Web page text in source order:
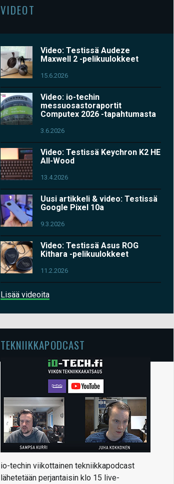
VIDEOT
Video: Testissä Audeze
Maxwell 2 -pelikuulokkeet
15.6.2026
Video: io-techin
messuosastoraportit
Computex 2026 -tapahtumasta
3.6.2026
Video: Testissä Keychron K2 HE
All-Wood
13.4.2026
Uusi artikkeli & video: Testissä
Google Pixel 10a
9.3.2026
Video: Testissä Asus ROG
Kithara -pelikuulokkeet
11.2.2026
Lisää videoita
TEKNIIKKAPODCAST
io-techin viikottainen tekniikkapodcast
lähetetään perjantaisin klo 15 live-